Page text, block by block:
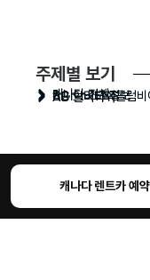
주제별 보기
캐나다 전체
캐나다 기초정보
BC 브리티쉬콜럼
AB 알버타 주
읽어
캐나다 렌트카 예약